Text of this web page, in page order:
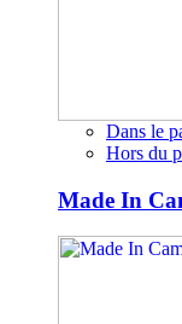
Dans le
Hors du
Made In